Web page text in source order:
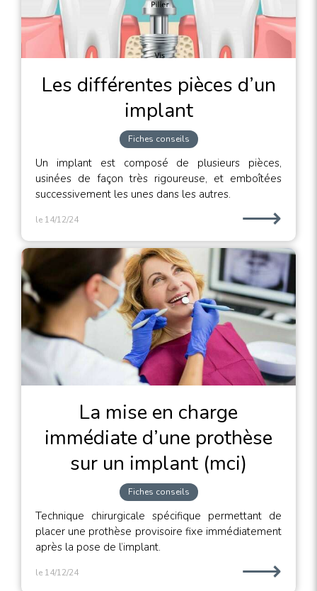
Les différentes pièces d’un
implant
Fiches conseils
Un implant est composé de plusieurs pièces,
usinées de façon très rigoureuse, et emboîtées
successivement les unes dans les autres.
le 14/12/24 ⟶
La mise en charge
immédiate d’une prothèse
sur un implant (mci)
Fiches conseils
Technique chirurgicale spécifique permettant de
placer une prothèse provisoire fixe immédiatement
après la pose de l’implant.
le 14/12/24 ⟶